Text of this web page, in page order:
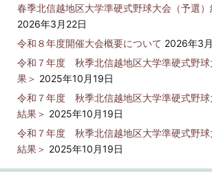
春季北信越地区大学準硬式野球大会（予選
2026年3月22日
令和８年度開催大会概要について 2026年3
令和７年度 秋季北信越地区大学準硬式野
果＞ 2025年10月19日
令和７年度 秋季北信越地区大学準硬式野
結果＞ 2025年10月19日
令和７年度 秋季北信越地区大学準硬式野
結果＞ 2025年10月19日